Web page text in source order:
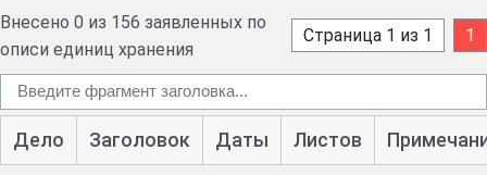
листування з ним про розробку статистичних звітів про
поземельну власність, розподіл угідь, народонаселення,
збір матеріалів для археологічної виставки; відомості про
стародавні городища і кургани.
Статистичні звіти про кількість фабрик і заводів, будівель і
Внесено 0 из 156 заявленных по
описи единиц хранения
Страница 1 из 1 1
Дело Заголовок Даты Листов